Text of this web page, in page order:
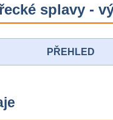
splavy -
PŘEHLED